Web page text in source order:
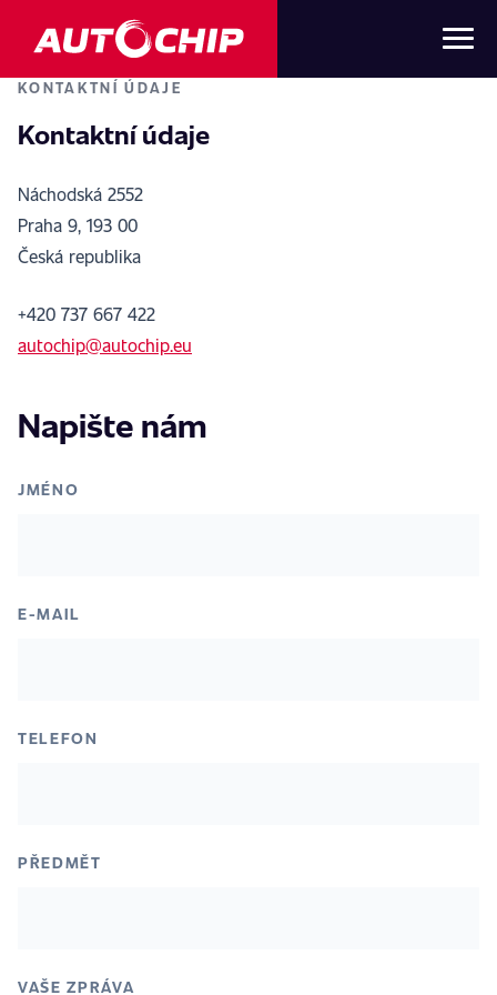
KONTAKTNÍ ÚDAJE
Kontaktní údaje
Náchodská 2552
Praha 9, 193 00
Česká republika
+420 737 667 422
autochip@autochip.eu
Napište nám
JMÉNO
E-MAIL
TELEFON
PŘEDMĚT
VAŠE ZPRÁVA